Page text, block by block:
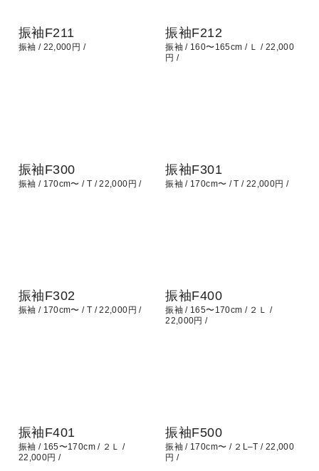
振袖F211
振袖 22,000円
振袖F212
振袖 160〜165cm Ｌ
22,000
円
振袖F300
振袖 170cm〜 T 22,000円
振袖F301
振袖 170cm〜 T 22,000円
振袖F302
振袖 170cm〜 T 22,000円
振袖F400
振袖 165〜170cm
２Ｌ
22,000円
振袖F401
振袖 165〜170cm
２Ｌ
22,000円
振袖F500
振袖 170cm〜 ２L–T
22,000
円